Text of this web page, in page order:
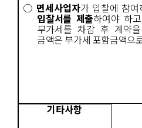
○ 면세사업자가 입찰에 참
입찰서를 제출하여야 하고
부가세를 차감 후 계약
금액은 부가세 포함금액으
기타사항